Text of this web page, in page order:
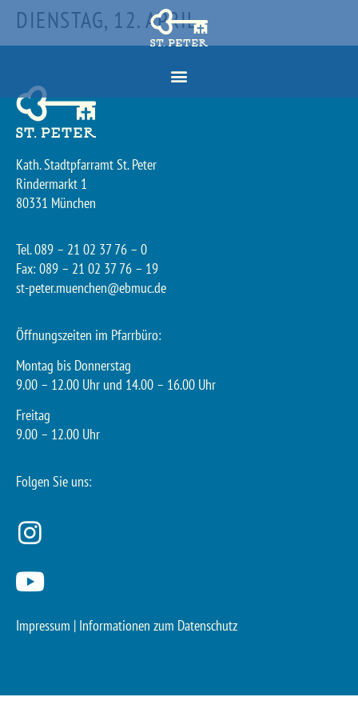
DIENSTAG, 12. APRIL
Kath. Stadtpfarramt St. Peter
Rindermarkt 1
80331 München
Tel. 089 – 21 02 37 76 – 0
Fax: 089 – 21 02 37 76 – 19
st-peter.muenchen@ebmuc.de
Öffnungszeiten im Pfarrbüro:
Montag bis Donnerstag
9.00 – 12.00 Uhr und 14.00 – 16.00 Uhr
Freitag
9.00 – 12.00 Uhr
Folgen Sie uns:
Impressum | Informationen zum Datenschutz